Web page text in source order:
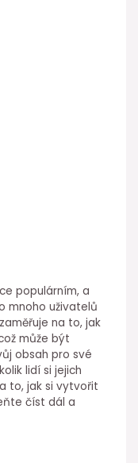
populárním, a
mnoho uživatelů
na to, jak
může být
obsah pro své
lidí si jejich
to, jak si vytvořit
číst dál a